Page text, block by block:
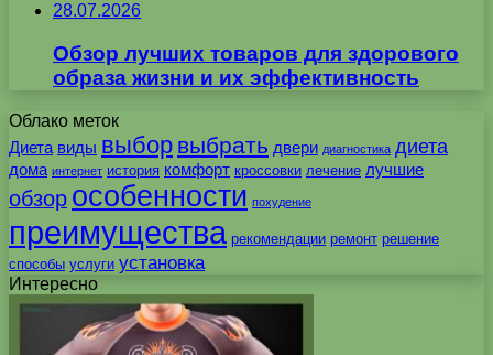
28.07.2026
Обзор лучших товаров для здорового
образа жизни и их эффективность
Облако меток
Диета виды выбор выбрать двери диагностика диета
дома интернет история комфорт кроссовки лечение лучшие
обзор особенности похудение
преимущества рекомендации ремонт решение
способы услуги установка
Интересно